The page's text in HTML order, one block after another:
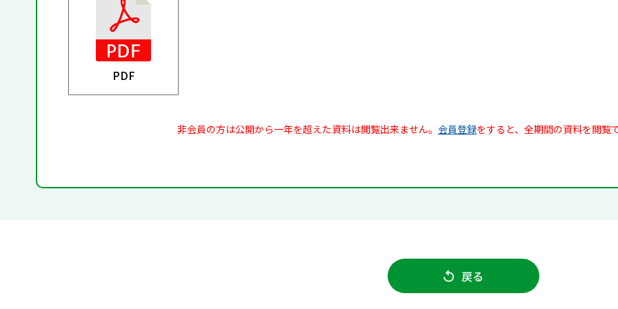
PDF
非会員の方は公開から一年を超えた資料は閲覧出来ません。 会員登録をすると、全期間の資料を閲覧
戻る